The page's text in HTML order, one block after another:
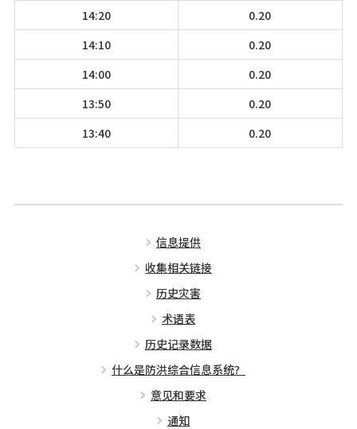
14:20
0.20
14:10
0.20
14:00
0.20
13:50
0.20
13:40
0.20
信息提供
收集相关链接
历史灾害
术语表
历史记录数据
什么是防洪综合信息系统？
意见和要求
通知